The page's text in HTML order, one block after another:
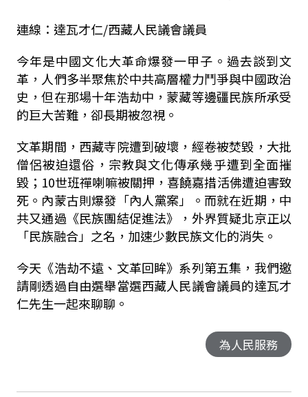
連線：達瓦才仁/西藏人民議會議員
今年是中國文化大革命爆發一甲子。過去談到文
革，人們多半聚焦於中共高層權力鬥爭與中國政治
史，但在那場十年浩劫中，蒙藏等邊疆民族所承受
的巨大苦難，卻長期被忽視。
文革期間，西藏寺院遭到破壞，經卷被焚毀，大批
僧侶被迫還俗，宗教與文化傳承幾乎遭到全面摧
毀；10世班禪喇嘛被關押，喜饒嘉措活佛遭迫害致
死。內蒙古則爆發「內人黨案」。而就在近期，中
共又通過《民族團結促進法》，外界質疑北京正以
「民族融合」之名，加速少數民族文化的消失。
今天《浩劫不遠、文革回眸》系列第五集，我們邀
請剛透過自由選舉當選西藏人民議會議員的達瓦才
仁先生一起來聊聊。
為人民服務